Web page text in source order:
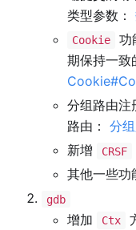
类型参数：
Cookie 功
期保持一致
分组路由注
路由： 分
新增
CRSF
其他一些功
gdb
增加 Ctx